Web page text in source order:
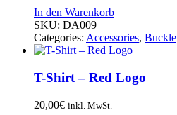
In den Warenkorb
SKU: DA009
Categories: Accessories, Buckle
T-Shirt – Red Logo
20,00€ inkl. MwSt.